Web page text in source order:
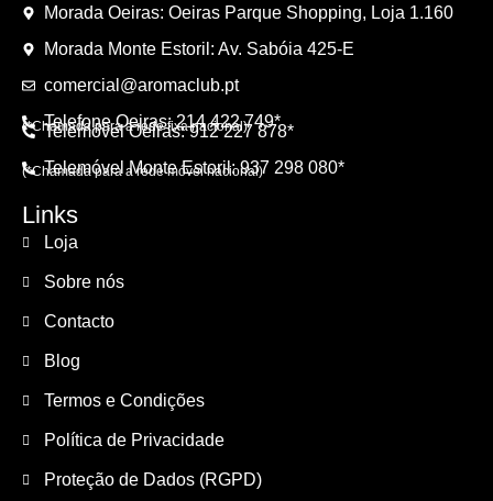
Morada Oeiras: Oeiras Parque Shopping, Loja 1.160
Morada Monte Estoril: Av. Sabóia 425-E
comercial@aromaclub.pt
Telefone Oeiras: 214 422 749*
(*Chamada para a rede fixa nacional)
Telemóvel Oeiras: 912 227 878*
Telemóvel Monte Estoril: 937 298 080*
(*Chamada para a rede móvel nacional)
Links
Loja
Sobre nós
Contacto
Blog
Termos e Condições
Política de Privacidade
Proteção de Dados (RGPD)